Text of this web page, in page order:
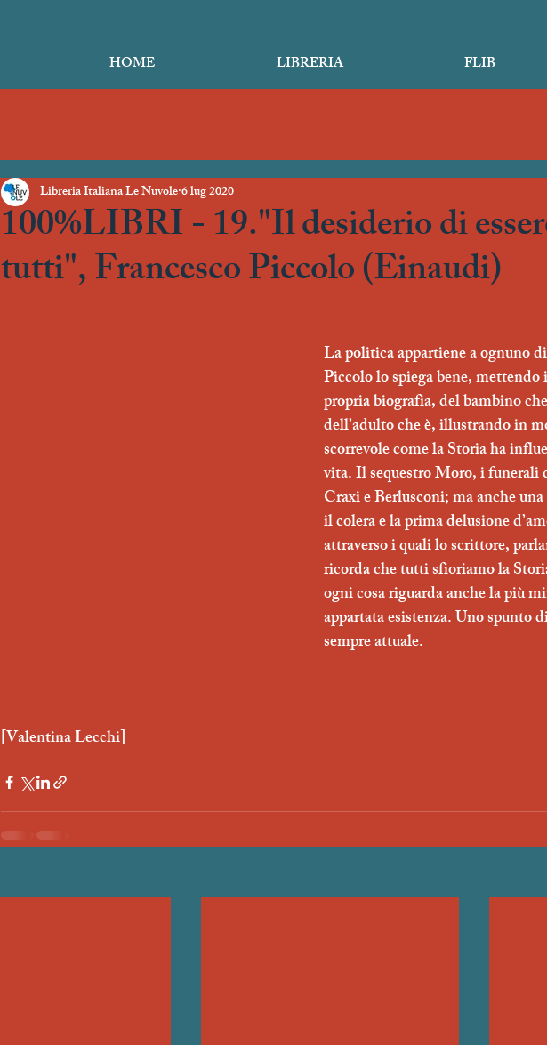
HOME LIBRERIA FLIB
100%LIBRI - 19."Il desiderio di
tutti", Francesco Piccolo (Einaudi)
Libreria Italiana Le Nuvole6 lug 2020
La politica appartiene a ognuno
Piccolo lo spiega bene, mettendo
propria biografia, del bambino
dell’adulto che è, illustrando in
scorrevole come la Storia ha
vita. Il sequestro Moro, i funerali
Craxi e Berlusconi; ma anche
il colera e la prima delusione
attraverso i quali lo scrittore,
ricorda che tutti sfioriamo la
ogni cosa riguarda anche la più
appartata esistenza. Uno spunto
sempre attuale.
[Valentina Lecchi]